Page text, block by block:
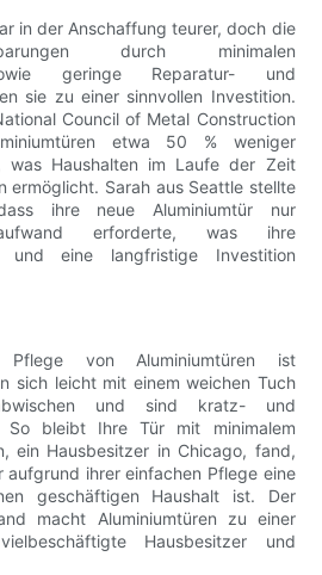
in der Anschaffung teurer, doch die
durch minimalen
geringe Reparatur- und
sie zu einer sinnvollen Investition.
Council of Metal Construction
etwa 50 % weniger
was Haushalten im Laufe der Zeit
ermöglicht. Sarah aus Seattle stellte
ihre neue Aluminiumtür nur
erforderte, was ihre
und eine langfristige Investition
von Aluminiumtüren ist
sich leicht mit einem weichen Tuch
und sind kratz- und
So bleibt Ihre Tür mit minimalem
ein Hausbesitzer in Chicago, fand,
aufgrund ihrer einfachen Pflege eine
geschäftigen Haushalt ist. Der
macht Aluminiumtüren zu einer
Hausbesitzer und